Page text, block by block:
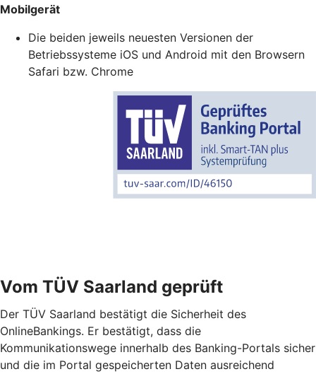
Mobilgerät
Die beiden jeweils neuesten Versionen der
Betriebssysteme iOS und Android mit den Browsern
Safari bzw. Chrome
Vom TÜV Saarland geprüft
Der TÜV Saarland bestätigt die Sicherheit des
OnlineBankings. Er bestätigt, dass die
Kommunikationswege innerhalb des Banking-Portals sicher
und die im Portal gespeicherten Daten ausreichend